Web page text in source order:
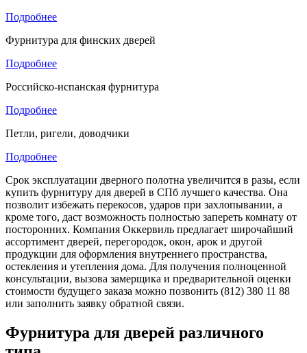
Подробнее
Фурнитура для финских дверей
Подробнее
Российско-испанская фурнитура
Подробнее
Петли, ригели, доводчики
Подробнее
Срок эксплуатации дверного полотна увеличится в разы, если
купить фурнитуру для дверей в СПб лучшего качества. Она
позволит избежать перекосов, ударов при захлопывании, а
кроме того, даст возможность полностью запереть комнату от
посторонних. Компания Оккервиль предлагает широчайший
ассортимент дверей, перегородок, окон, арок и другой
продукции для оформления внутреннего пространства,
остекления и утепления дома. Для получения полноценной
консультации, вызова замерщика и предварительной оценки
стоимости будущего заказа можно позвонить (812) 380 11 88
или заполнить заявку обратной связи.
Фурнитура для дверей различного